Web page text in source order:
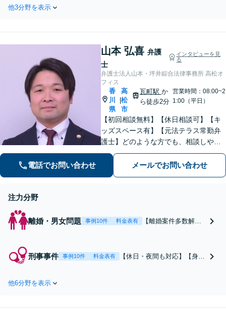
謝料請求】相手の動
きを予測しながら最
す。
守ります。土日祝も8〜21
み」や「寄与分」の調査も
お任せください！【遺言書
作成や相続放棄も対応】
他3分野を表示
山本 弘喜 弁護
士
インタビューを見
る
弁護士法人山本・坪井綜合法律事務所 高松オ
フィス
香
川
県
高
松
市
瓦町駅 か
ら徒歩2分
営業時間：08:00~2
1:00（平日）
【初回相談無料】【休日相談可】【キ
ッズスペース有】【元法テラス常勤弁
護士】どのような方でも、相談しやす
い環境を整えています。依頼者様に寄
り添った対応を心がけています。【離
婚・男女問題】DV被害へ積極的に対
電話でお問い合わせ メールでお問い合わせ
注力分野
離婚・男女問題 事例10件 料金表有
【離婚案件多数解
害のご相談も対応！
刑事事件 事例10件 料金表有
【休日・夜間も対応】【身柄
判での無実主張や情状弁護も
他6分野を表示